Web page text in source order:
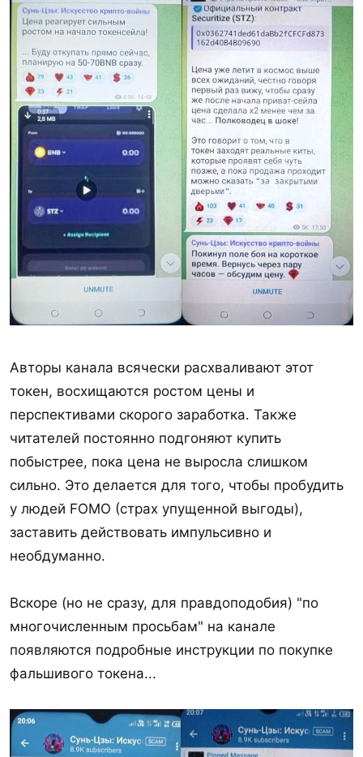
Авторы канала всячески расхваливают этот
токен, восхищаются ростом цены и
перспективами скорого заработка. Также
читателей постоянно подгоняют купить
побыстрее, пока цена не выросла слишком
сильно. Это делается для того, чтобы пробудить
у людей FOMO (страх упущенной выгоды),
заставить действовать импульсивно и
необдуманно.
Вскоре (но не сразу, для правдоподобия) "по
многочисленным просьбам" на канале
появляются подробные инструкции по покупке
фальшивого токена...